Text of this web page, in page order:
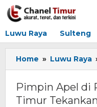
Lewati
ke
Luwu Raya Sulteng
Home » Luwu Raya
Pimpin Apel di
Timur